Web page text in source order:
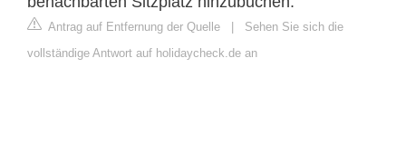
Antrag auf Entfernung der Quelle | Sehen Sie sich die
vollständige Antwort auf holidaycheck.de an